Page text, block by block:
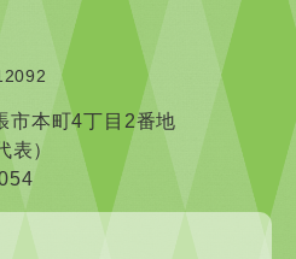
本町4丁目2番地
）